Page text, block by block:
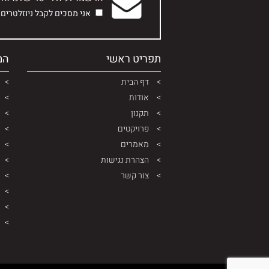
אני מסכים לקבל ניוזלטרים
תפריט ראשי
דף הבית
אודות
תקנון
פרויקטים
מאמרים
הצהרת נגישות
צור קשר